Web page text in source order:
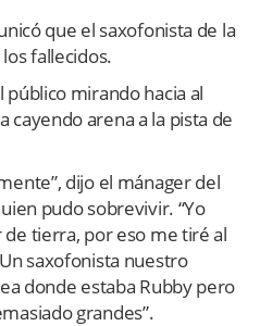
que el saxofonista de la
fallecidos.
mirando hacia al
cayendo arena a la pista de
dijo el mánager del
pudo sobrevivir. “Yo
tierra, por eso me tiré al
saxofonista nuestro
donde estaba Rubby pero
grandes”.